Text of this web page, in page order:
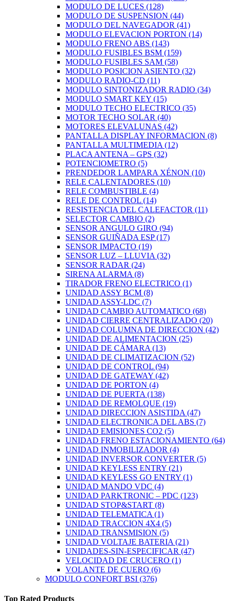
MODULO DE LUCES (128)
MODULO DE SUSPENSION (44)
MODULO DEL NAVEGADOR (41)
MODULO ELEVACION PORTON (14)
MODULO FRENO ABS (143)
MODULO FUSIBLES BSM (159)
MODULO FUSIBLES SAM (58)
MODULO POSICION ASIENTO (32)
MODULO RADIO-CD (11)
MODULO SINTONIZADOR RADIO (34)
MODULO SMART KEY (15)
MODULO TECHO ELECTRICO (35)
MOTOR TECHO SOLAR (40)
MOTORES ELEVALUNAS (42)
PANTALLA DISPLAY INFORMACION (8)
PANTALLA MULTIMEDIA (12)
PLACA ANTENA – GPS (32)
POTENCIOMETRO (5)
PRENDEDOR LAMPARA XÉNON (10)
RELE CALENTADORES (10)
RELE COMBUSTIBLE (4)
RELE DE CONTROL (14)
RESISTENCIA DEL CALEFACTOR (11)
SELECTOR CAMBIO (2)
SENSOR ANGULO GIRO (94)
SENSOR GUIÑADA ESP(17)
SENSOR IMPACTO (19)
SENSOR LUZ – LLUVIA (32)
SENSOR RADAR (24)
SIRENA ALARMA (8)
TIRADOR FRENO ELECTRICO (1)
UNIDAD ASSY BCM (8)
UNIDAD ASSY-LDC (7)
UNIDAD CAMBIO AUTOMATICO (68)
UNIDAD CIERRE CENTRALIZADO (20)
UNIDAD COLUMNA DE DIRECCION (42)
UNIDAD DE ALIMENTACION (25)
UNIDAD DE CÁMARA (13)
UNIDAD DE CLIMATIZACION (52)
UNIDAD DE CONTROL (94)
UNIDAD DE GATEWAY (42)
UNIDAD DE PORTON (4)
UNIDAD DE PUERTA (138)
UNIDAD DE REMOLQUE (19)
UNIDAD DIRECCION ASISTIDA (47)
UNIDAD ELECTRONICA DEL ABS (7)
UNIDAD EMISIONES CO2 (5)
UNIDAD FRENO ESTACIONAMIENTO (64)
UNIDAD INMOBILIZADOR (4)
UNIDAD INVERSOR CONVERTER (5)
UNIDAD KEYLESS ENTRY (21)
UNIDAD KEYLESS GO ENTRY (1)
UNIDAD MANDO VDC (4)
UNIDAD PARKTRONIC – PDC (123)
UNIDAD STOP&START (8)
UNIDAD TELEMATICA (1)
UNIDAD TRACCION 4X4 (5)
UNIDAD TRANSMISION (5)
UNIDAD VOLTAJE BATERIA (21)
UNIDADES-SIN-ESPECIFICAR (47)
VELOCIDAD DE CRUCERO (1)
VOLANTE DE CUERO (6)
MODULO CONFORT BSI (376)
Top Rated Products